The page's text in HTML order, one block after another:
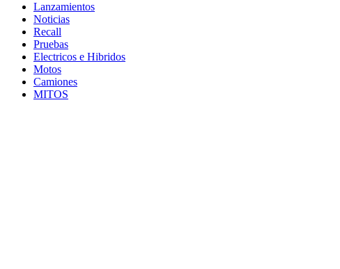
Lanzamientos
Noticias
Recall
Pruebas
Electricos e Hibridos
Motos
Camiones
MITOS